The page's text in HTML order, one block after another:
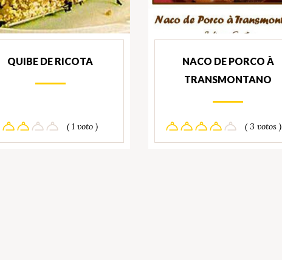
QUIBE DE RICOTA
( 1 voto )
NACO DE PORCO À
TRANSMONTANO
( 3 votos )